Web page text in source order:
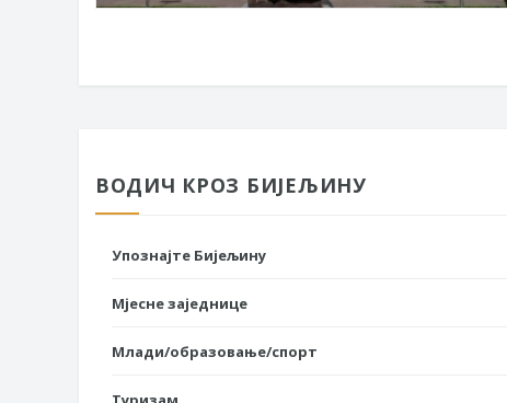
ВОДИЧ КРОЗ БИЈЕЉИНУ
Упознајте Бијељину
Мјесне заједнице
Млади/образовање/спорт